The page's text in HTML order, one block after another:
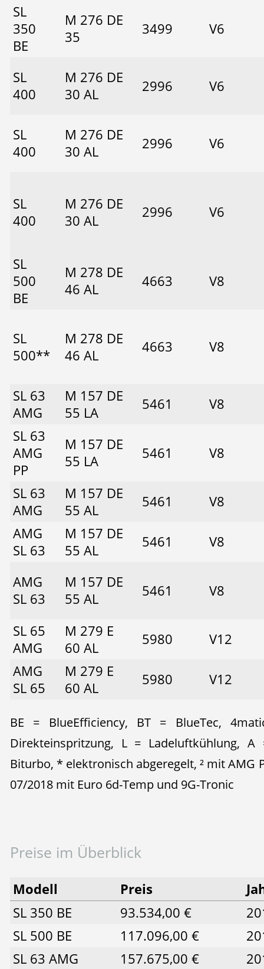
SL
350
BE
M 276 DE
35
3499 V6
SL
400
M 276 DE
30 AL
2996 V6
SL
400
M 276 DE
30 AL
2996 V6
SL
400
M 276 DE
30 AL
2996 V6
SL
500
BE
M 278 DE
46 AL
4663 V8
SL
500**
M 278 DE
46 AL
4663 V8
SL 63
AMG
M 157 DE
55 LA
5461
V8
SL 63
AMG
PP
M 157 DE
55 LA
5461 V8
SL 63
AMG
M 157 DE
55 AL
5461
V8
AMG
SL 63
M 157 DE
55 AL
5461 V8
AMG
SL 63
M 157 DE
55 AL
5461 V8
SL 65
AMG
M 279 E
60 AL
5980
V12
AMG
SL 65
M 279 E
60 AL
5980 V12
BE = BlueEfficiency, BT = BlueTec,
Direkteinspritzung, L = Ladeluftkühlung,
Biturbo, * elektronisch abgeregelt, ² mit AMG
07/2018 mit Euro 6d-Temp und 9G-Tronic
Preise im Überblick
Modell Preis
SL 350 BE
93.534,00 €
SL 500 BE
117.096,00 €
SL 63 AMG
157.675,00 €